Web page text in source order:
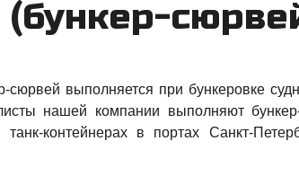
выполняется при бункеровке
нашей компании выполняют
контейнерах в портах Санкт-